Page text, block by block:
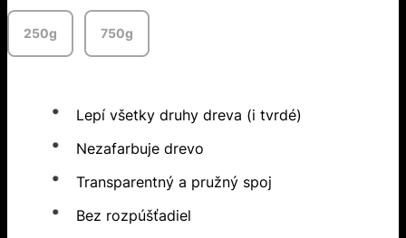
250g 750g
Lepí všetky druhy dreva (i tvrdé)
Nezafarbuje drevo
Transparentný a pružný spoj
Bez rozpúšťadiel